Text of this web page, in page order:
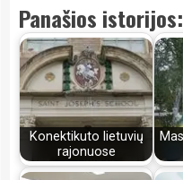
Panašios istorijos:
Konektikuto lietuvių
rajonuose